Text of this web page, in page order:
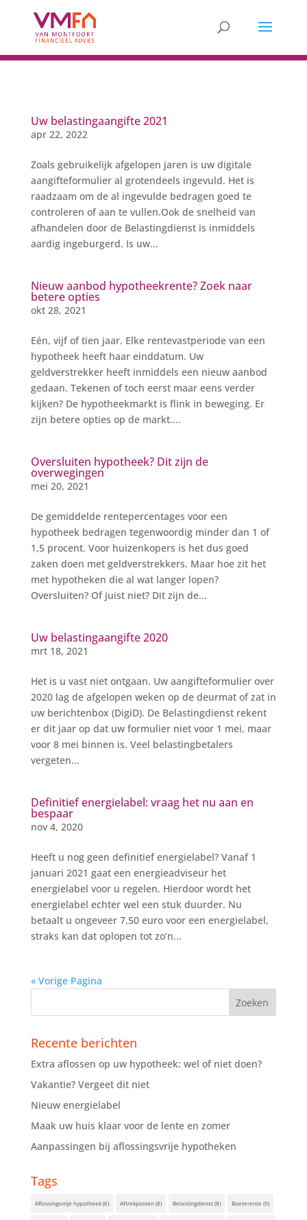
Uw belastingaangifte 2021
apr 22, 2022
Zoals gebruikelijk afgelopen jaren is uw digitale
aangifteformulier al grotendeels ingevuld. Het is
raadzaam om de al ingevulde bedragen goed te
controleren of aan te vullen.Ook de snelheid van
afhandelen door de Belastingdienst is inmiddels
aardig ingeburgerd. Is uw...
Nieuw aanbod hypotheekrente? Zoek naar
betere opties
okt 28, 2021
Eén, vijf of tien jaar. Elke rentevastperiode van een
hypotheek heeft haar einddatum. Uw
geldverstrekker heeft inmiddels een nieuw aanbod
gedaan. Tekenen of toch eerst maar eens verder
kijken? De hypotheekmarkt is flink in beweging. Er
zijn betere opties op de markt....
Oversluiten hypotheek? Dit zijn de
overwegingen
mei 20, 2021
De gemiddelde rentepercentages voor een
hypotheek bedragen tegenwoordig minder dan 1 of
1,5 procent. Voor huizenkopers is het dus goed
zaken doen met geldverstrekkers. Maar hoe zit het
met hypotheken die al wat langer lopen?
Oversluiten? Of juist niet? Dit zijn de...
Uw belastingaangifte 2020
mrt 18, 2021
Het is u vast niet ontgaan. Uw aangifteformulier over
2020 lag de afgelopen weken op de deurmat of zat in
uw berichtenbox (DigiD). De Belastingdienst rekent
er dit jaar op dat uw formulier niet voor 1 mei, maar
voor 8 mei binnen is. Veel belastingbetalers
vergeten...
Definitief energielabel: vraag het nu aan en
bespaar
nov 4, 2020
Heeft u nog geen definitief energielabel? Vanaf 1
januari 2021 gaat een energieadviseur het
energielabel voor u regelen. Hierdoor wordt het
energielabel echter wel een stuk duurder. Nu
betaalt u ongeveer 7,50 euro voor een energielabel,
straks kan dat oplopen tot zo’n...
« Vorige Pagina
Recente berichten
Extra aflossen op uw hypotheek: wel of niet doen?
Vakantie? Vergeet dit niet
Nieuw energielabel
Maak uw huis klaar voor de lente en zomer
Aanpassingen bij aflossingsvrije hypotheken
Tags
Aflossingsvrije hypotheek(6) Aftrekposten(8) Belastingdienst(8) Boeterente (9)